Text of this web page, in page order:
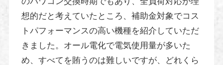
想的だと考えていたところ、補助金対象でコス
トパフォーマンスの高い機種を紹介していただ
きました。オール電化で電気使用量が多いた
め、すべてを賄うのは難しいですが、どれくら